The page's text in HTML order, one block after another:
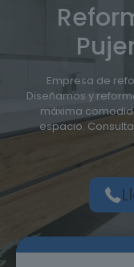
Empresa de
Diseñamos y
máxima
espacio.